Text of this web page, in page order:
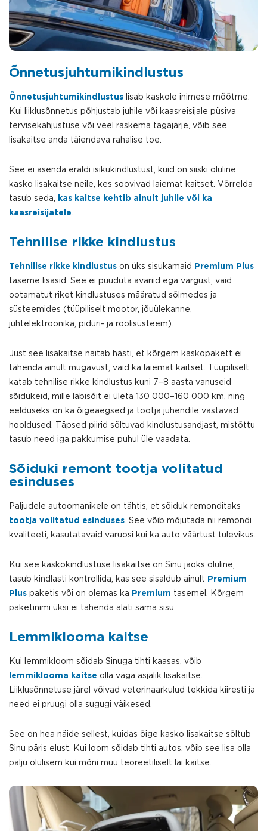
Õnnetusjuhtumikindlustus
Õnnetusjuhtumikindlustus lisab kaskole inimese mõõtme.
Kui liiklusõnnetus põhjustab juhile või kaasreisijale püsiva
tervisekahjustuse või veel raskema tagajärje, võib see
lisakaitse anda täiendava rahalise toe.
See ei asenda eraldi isikukindlustust, kuid on siiski oluline
kasko lisakaitse neile, kes soovivad laiemat kaitset. Võrrelda
tasub seda,
kas kaitse kehtib ainult juhile või ka
kaasreisijatele
Tehnilise rikke kindlustus
Tehnilise rikke kindlustus on üks sisukamaid
Premium Plus
taseme lisasid. See ei puuduta avariid ega vargust, vaid
ootamatut riket kindlustuses määratud sõlmedes ja
süsteemides (tüüpiliselt mootor, jõuülekanne,
juhtelektroonika, piduri- ja roolisüsteem).
Just see lisakaitse näitab hästi, et kõrgem kaskopakett ei
tähenda ainult mugavust, vaid ka laiemat kaitset. Tüüpiliselt
katab tehnilise rikke kindlustus kuni 7–8 aasta vanuseid
sõidukeid, mille läbisõit ei ületa 130 000–160 000 km, ning
eelduseks on ka õigeaegsed ja tootja juhendile vastavad
hooldused. Täpsed piirid sõltuvad kindlustusandjast, mistõttu
tasub need iga pakkumise puhul üle vaadata.
Sõiduki remont tootja volitatud
esinduses
Paljudele autoomanikele on tähtis, et sõiduk remonditaks
tootja volitatud esinduses . See võib mõjutada nii remondi
kvaliteeti, kasutatavaid varuosi kui ka auto väärtust tulevikus.
Kui see kaskokindlustuse lisakaitse on Sinu jaoks oluline,
tasub kindlasti kontrollida, kas see sisaldub ainult
Premium
Plus paketis või on olemas ka Premium tasemel. Kõrgem
paketinimi üksi ei tähenda alati sama sisu.
Lemmiklooma kaitse
Kui lemmikloom sõidab Sinuga tihti kaasas, võib
lemmiklooma kaitse olla väga asjalik lisakaitse.
Liiklusõnnetuse järel võivad veterinaarkulud tekkida kiiresti ja
need ei pruugi olla sugugi väikesed.
See on hea näide sellest, kuidas õige kasko lisakaitse sõltub
Sinu päris elust. Kui loom sõidab tihti autos, võib see lisa olla
palju olulisem kui mõni muu teoreetiliselt lai kaitse.